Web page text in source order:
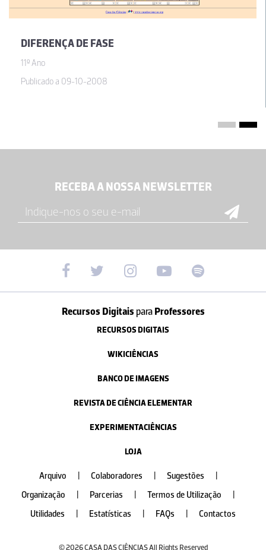
DIFERENÇA DE FASE
11º Ano
Publicado a 09-10-2008
RECEBA A NOSSA NEWSLETTER
Recursos Digitais paraProfessores
RECURSOS DIGITAIS
WIKICIÊNCIAS
BANCO DE IMAGENS
REVISTA DE CIÊNCIA ELEMENTAR
EXPERIMENTACIÊNCIAS
LOJA
Arquivo Colaboradores Sugestões
Organização
Parcerias Termos de Utilização
Utilidades
Estatísticas FAQs Contactos
© 2026 CASA DAS CIÊNCIAS All Rights Reserved